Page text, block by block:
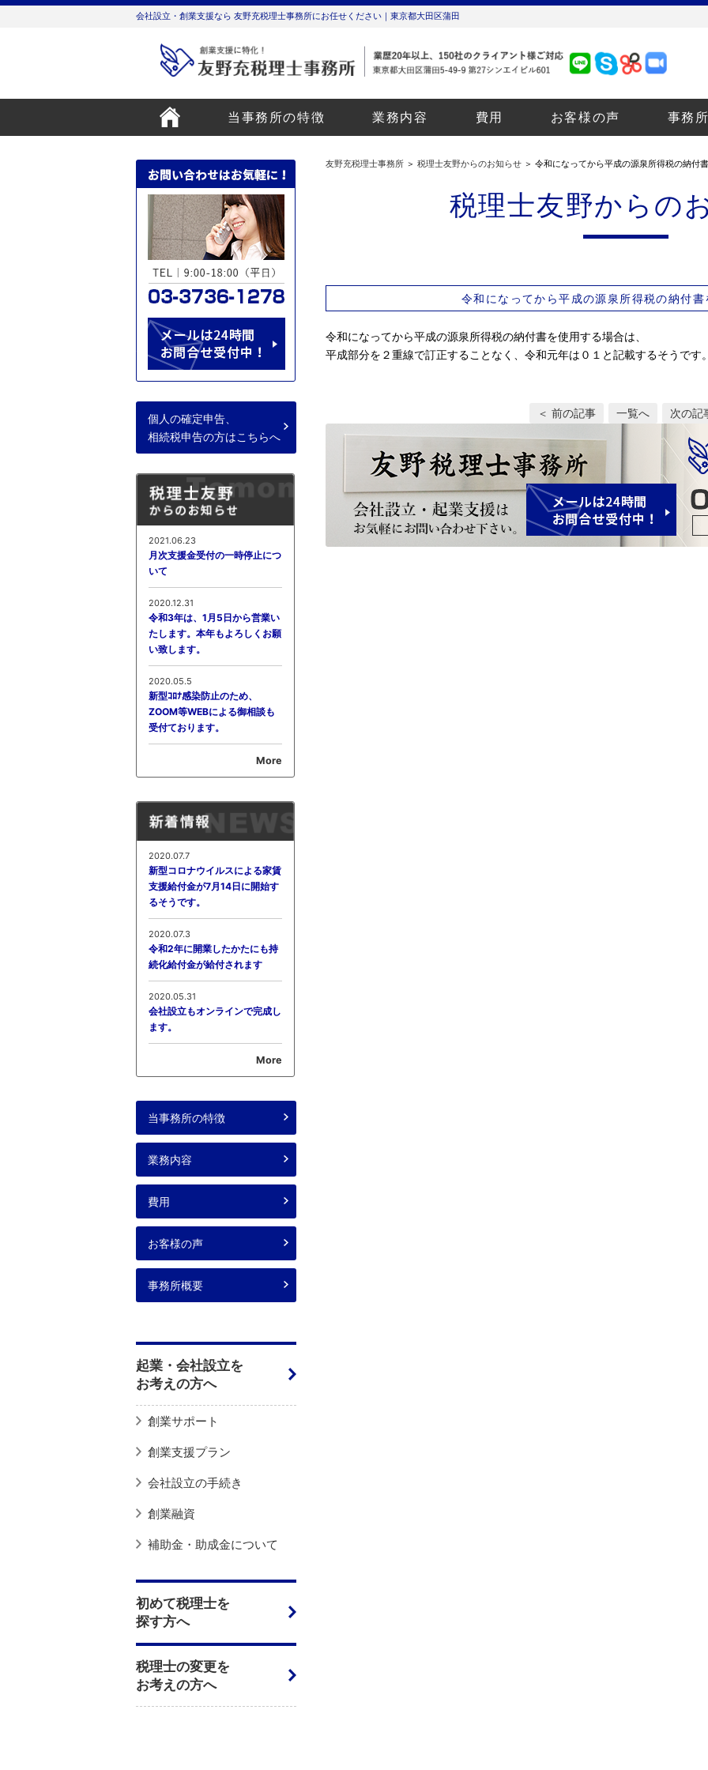
会社設立・創業支援なら 友野充税理士事務所にお任せください｜東京都大田区蒲田
当事務所の特徴 業務内容 費用 お客様の声 事務
友野充税理士事務所 ＞ 税理士友野からのお知らせ ＞ 令和になってから平成の源泉所得税の納付
税理士友野からの
令和になってから平成の源泉所得税の納付
令和になってから平成の源泉所得税の納付書を使用する場合は、
平成部分を２重線で訂正することなく、令和元年は０１と記載するそうです
＜ 前の記事 一覧へ 次の記
個人の確定申告、
相続税申告の方はこちらへ
2021.06.23
月次支援金受付の一時停止につ
いて
2020.12.31
令和3年は、1月5日から営業い
たします。本年もよろしくお願
い致します。
2020.05.5
新型ｺﾛﾅ感染防止のため、
ZOOM等WEBによる御相談も
受付ております。
More
2020.07.7
新型コロナウイルスによる家賃
支援給付金が7月14日に開始す
るそうです。
2020.07.3
令和2年に開業したかたにも持
続化給付金が給付されます
2020.05.31
会社設立もオンラインで完成し
ます。
More
当事務所の特徴
業務内容
費用
お客様の声
事務所概要
起業・会社設立を
お考えの方へ
創業サポート
創業支援プラン
会社設立の手続き
創業融資
補助金・助成金について
初めて税理士を
探す方へ
税理士の変更を
お考えの方へ